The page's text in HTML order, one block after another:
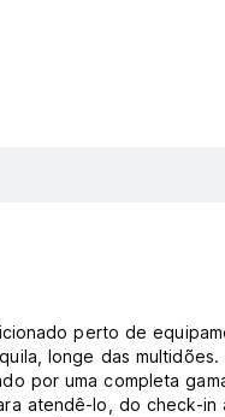
perto de
longe das
por uma completa
atendê-lo, do check-